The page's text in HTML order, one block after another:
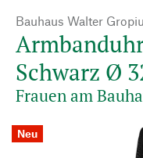
Bauhaus Walter
Schwarz Ø
Frauen am
Neu